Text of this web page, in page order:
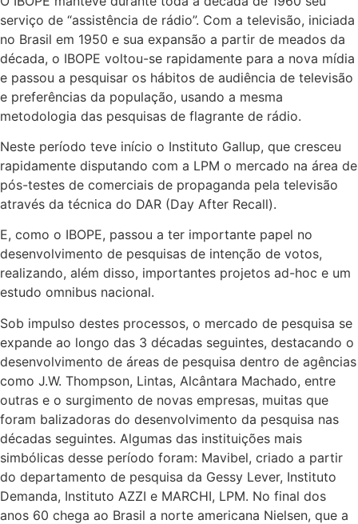
serviço de “assistência de rádio”. Com a televisão, iniciada
no Brasil em 1950 e sua expansão a partir de meados da
década, o IBOPE voltou-se rapidamente para a nova mídia
e passou a pesquisar os hábitos de audiência de televisão
e preferências da população, usando a mesma
metodologia das pesquisas de flagrante de rádio.
Neste período teve início o Instituto Gallup, que cresceu
rapidamente disputando com a LPM o mercado na área de
pós-testes de comerciais de propaganda pela televisão
através da técnica do DAR (Day After Recall).
E, como o IBOPE, passou a ter importante papel no
desenvolvimento de pesquisas de intenção de votos,
realizando, além disso, importantes projetos ad-hoc e um
estudo omnibus nacional.
Sob impulso destes processos, o mercado de pesquisa se
expande ao longo das 3 décadas seguintes, destacando o
desenvolvimento de áreas de pesquisa dentro de agências
como J.W. Thompson, Lintas, Alcântara Machado, entre
outras e o surgimento de novas empresas, muitas que
foram balizadoras do desenvolvimento da pesquisa nas
décadas seguintes. Algumas das instituições mais
simbólicas desse período foram: Mavibel, criado a partir
do departamento de pesquisa da Gessy Lever, Instituto
Demanda, Instituto AZZI e MARCHI, LPM. No final dos
anos 60 chega ao Brasil a norte americana Nielsen, que a